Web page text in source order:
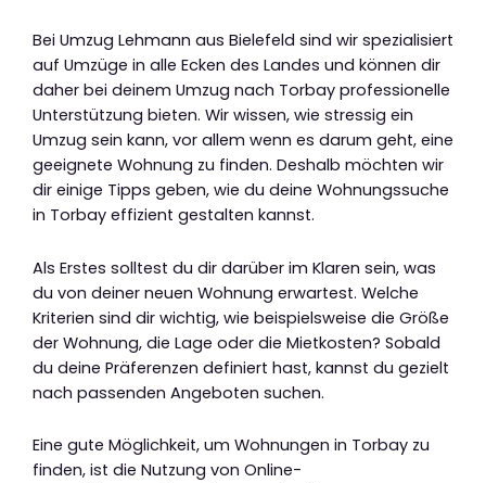
Bei Umzug Lehmann aus Bielefeld sind wir spezialisiert
auf Umzüge in alle Ecken des Landes und können dir
daher bei deinem Umzug nach Torbay professionelle
Unterstützung bieten. Wir wissen, wie stressig ein
Umzug sein kann, vor allem wenn es darum geht, eine
geeignete Wohnung zu finden. Deshalb möchten wir
dir einige Tipps geben, wie du deine Wohnungssuche
in Torbay effizient gestalten kannst.
Als Erstes solltest du dir darüber im Klaren sein, was
du von deiner neuen Wohnung erwartest. Welche
Kriterien sind dir wichtig, wie beispielsweise die Größe
der Wohnung, die Lage oder die Mietkosten? Sobald
du deine Präferenzen definiert hast, kannst du gezielt
nach passenden Angeboten suchen.
Eine gute Möglichkeit, um Wohnungen in Torbay zu
finden, ist die Nutzung von Online-